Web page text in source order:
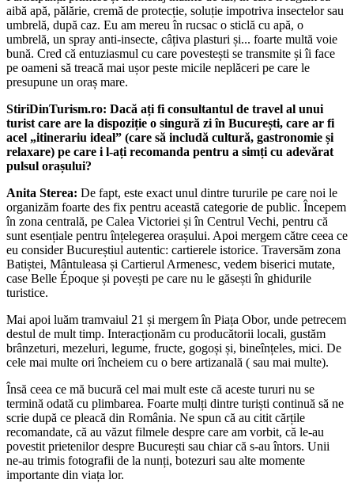
aibă apă, pălărie, cremă de protecție, soluție impotriva insectelor sau
umbrelă, după caz. Eu am mereu în rucsac o sticlă cu apă, o
umbrelă, un spray anti-insecte, câțiva plasturi și... foarte multă voie
bună. Cred că entuziasmul cu care povestești se transmite și îi face
pe oameni să treacă mai ușor peste micile neplăceri pe care le
presupune un oraș mare.
StiriDinTurism.ro: Dacă ați fi consultantul de travel al unui
turist care are la dispoziție o singură zi în București, care ar fi
acel „itinerariu ideal” (care să includă cultură, gastronomie și
relaxare) pe care i l-ați recomanda pentru a simți cu adevărat
pulsul orașului?
Anita Sterea: De fapt, este exact unul dintre tururile pe care noi le
organizăm foarte des fix pentru această categorie de public. Începem
în zona centrală, pe Calea Victoriei și în Centrul Vechi, pentru că
sunt esențiale pentru înțelegerea orașului. Apoi mergem către ceea ce
eu consider Bucureștiul autentic: cartierele istorice. Traversăm zona
Batiștei, Mântuleasa și Cartierul Armenesc, vedem biserici mutate,
case Belle Époque și povești pe care nu le găsești în ghidurile
turistice.
Mai apoi luăm tramvaiul 21 și mergem în Piața Obor, unde petrecem
destul de mult timp. Interacționăm cu producătorii locali, gustăm
brânzeturi, mezeluri, legume, fructe, gogoși și, bineînțeles, mici. De
cele mai multe ori încheiem cu o bere artizanală ( sau mai multe).
Însă ceea ce mă bucură cel mai mult este că aceste tururi nu se
termină odată cu plimbarea. Foarte mulți dintre turiști continuă să ne
scrie după ce pleacă din România. Ne spun că au citit cărțile
recomandate, că au văzut filmele despre care am vorbit, că le-au
povestit prietenilor despre București sau chiar că s-au întors. Unii
ne-au trimis fotografii de la nunți, botezuri sau alte momente
importante din viața lor.